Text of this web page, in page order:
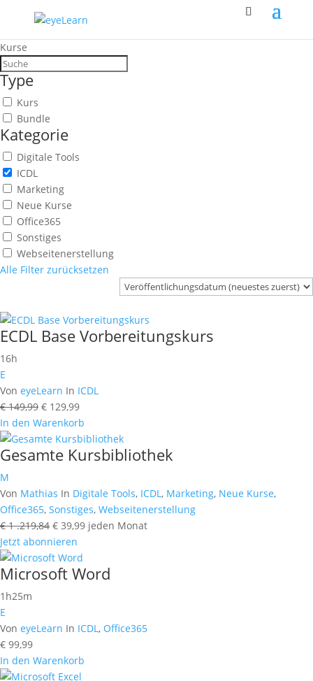
Kurse
Type
Kurs
Bundle
Kategorie
Digitale Tools
ICDL
Marketing
Neue Kurse
Office365
Sonstiges
Webseitenerstellung
Alle Filter zurücksetzen
ECDL Base Vorbereitungskurs
16h
E
Von eyeLearn In ICDL
€149,99 Ursprünglicher
Preis
war:
€ 149,99
€ 129,99Aktueller
Preis
ist:
€ 129,99.
In den Warenkorb
Gesamte Kursbibliothek
M
Von Mathias In Digitale Tools, ICDL, Marketing, Neue Kurse,
Office365, Sonstiges, Webseitenerstellung
€1 .219,84 Ursprünglicher
Preis
war:
€ 1
€ 39,99Aktueller
€ 39,99.
jeden Monat
Jetzt abonnieren
Microsoft Word
1h25m
E
Von eyeLearn In ICDL, Office365
€ 99,99
In den Warenkorb